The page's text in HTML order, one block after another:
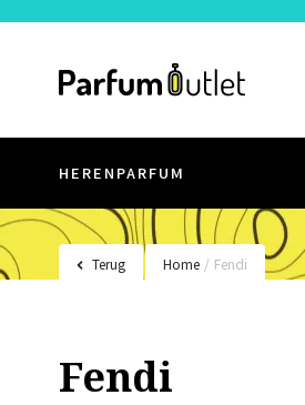
HERENPARFUM
Terug Home / Fendi
Fendi